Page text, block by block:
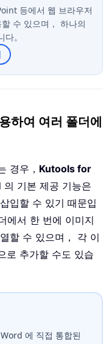
등에서 웹 브라우저
수 있으며， 하나의
。
하여 여러 폴더에
경우， Kutools for
기본 제공 기능은
입할 수 있기 때문입
에서 한 번에 이미지
할 수 있으며， 각 이
로 추가할 수도 있습
에 직접 통합된